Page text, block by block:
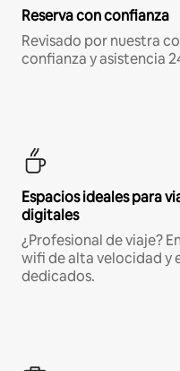
Reserva con confianza
Revisado por nuestra
confianza y asistencia
Espacios ideales para
digitales
¿Profesional de viaje?
wifi de alta velocidad y
dedicados.